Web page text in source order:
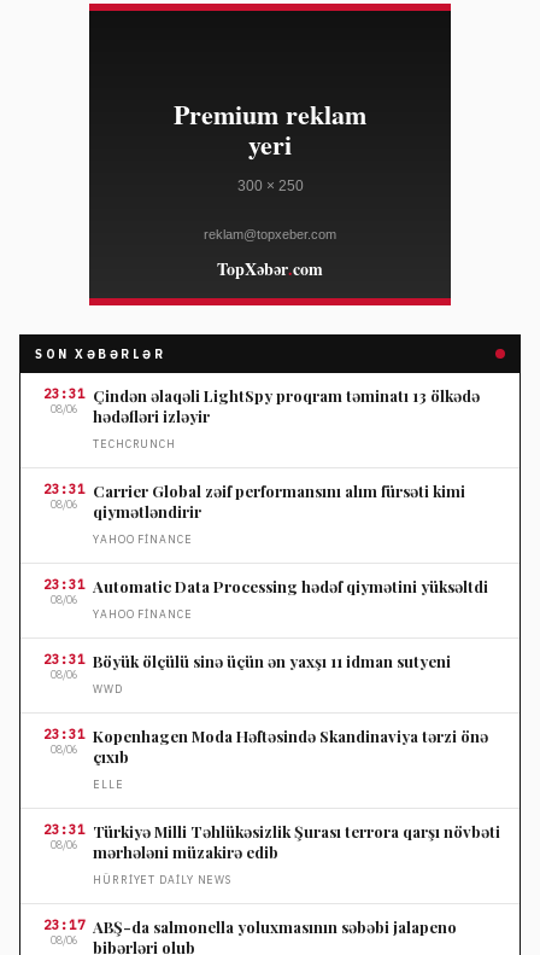
SON XƏBƏRLƏR
23:31
08/06
Çindən əlaqəli LightSpy proqram təminatı 13 ölkədə
hədəfləri izləyir
TECHCRUNCH
23:31
08/06
Carrier Global zəif performansını alım fürsəti kimi
qiymətləndirir
YAHOO FINANCE
23:31
08/06
Automatic Data Processing hədəf qiymətini yüksəltdi
YAHOO FINANCE
23:31
08/06
Böyük ölçülü sinə üçün ən yaxşı 11 idman sutyeni
WWD
23:31
08/06
Kopenhagen Moda Həftəsində Skandinaviya tərzi önə
çıxıb
ELLE
23:31
08/06
Türkiyə Milli Təhlükəsizlik Şurası terrora qarşı növbəti
mərhələni müzakirə edib
HÜRRIYET DAILY NEWS
23:17
08/06
ABŞ-da salmonella yoluxmasının səbəbi jalapeno
bibərləri olub